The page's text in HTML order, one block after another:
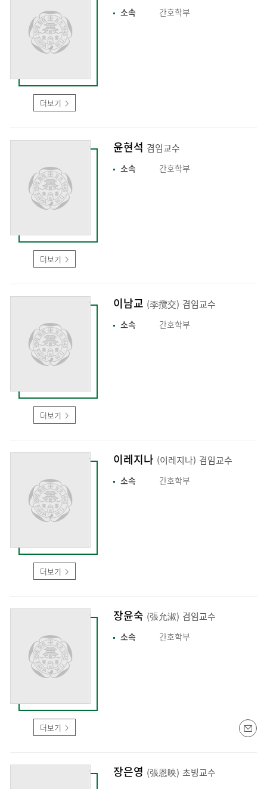
더보기
소속 간호학부
더보기
윤현석 겸임교수
소속 간호학부
더보기
이남교 (李攬交) 겸임교수
소속 간호학부
더보기
이레지나 (이레지나) 겸임교수
소속 간호학부
더보기
장윤숙 (張允淑) 겸임교수
소속 간호학부
장은영 (張恩映) 초빙교수